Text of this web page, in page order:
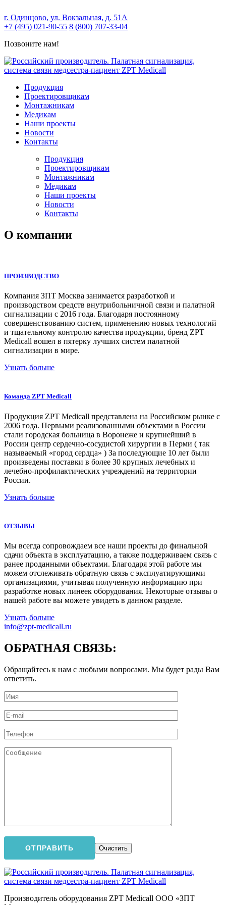
г. Одинцово, ул. Вокзальная, д. 51А
+7 (495) 021-90-55 8 (800) 707-33-04
Позвоните нам!
Продукция
Проектировщикам
Монтажникам
Медикам
Наши проекты
Новости
Контакты
Продукция
Проектировщикам
Монтажникам
Медикам
Наши проекты
Новости
Контакты
О компании
ПРОИЗВОДСТВО
Компания ЗПТ Москва занимается разработкой и
производством средств внутрибольничной связи и палатной
сигнализации с 2016 года. Благодаря постоянному
совершенствованию систем, применению новых технологий
и тщательному контролю качества продукции, бренд ZPT
Medicall вошел в пятерку лучших систем палатной
сигнализации в мире.
Узнать больше
Команда ZPT Medicall
Продукция ZPT Medicall представлена на Российском рынке с
2006 года. Первыми реализованными объектами в России
стали городская больница в Воронеже и крупнейший в
России центр сердечно-сосудистой хирургии в Перми ( так
называемый «город сердца» ) За последующие 10 лет были
произведены поставки в более 30 крупных лечебных и
лечебно-профилактических учреждений на территории
России.
Узнать больше
ОТЗЫВЫ
Мы всегда сопровождаем все наши проекты до финальной
сдачи объекта в эксплуатацию, а также поддерживаем связь с
ранее проданными объектами. Благодаря этой работе мы
можем отслеживать обратную связь с эксплуатирующими
организациями, учитывая полученную информацию при
разработке новых линеек оборудования. Некоторые отзывы о
нашей работе вы можете увидеть в данном разделе.
Узнать больше
info@zpt-medicall.ru
ОБРАТНАЯ СВЯЗЬ:
Обращайтесь к нам с любыми вопросами. Мы будет рады Вам
ответить.
Производитель оборудования ZPT Medicall ООО «ЗПТ